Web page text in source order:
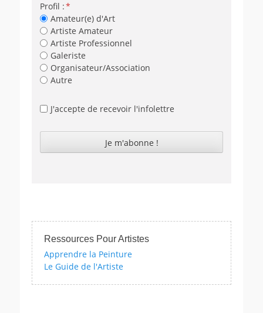
Profil :
Amateur(e) d'Art
Artiste Amateur
Artiste Professionnel
Galeriste
Organisateur/Association
Autre
J'accepte de recevoir l'infolettre
Ressources Pour Artistes
Apprendre la Peinture
Le Guide de l'Artiste